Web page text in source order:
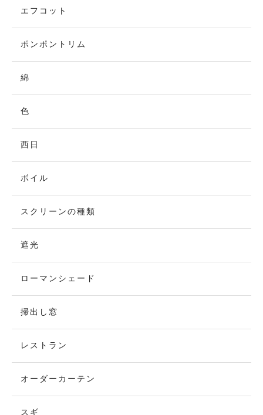
エフコット
ポンポントリム
綿
色
西日
ボイル
スクリーンの種類
遮光
ローマンシェード
掃出し窓
レストラン
オーダーカーテン
スギ